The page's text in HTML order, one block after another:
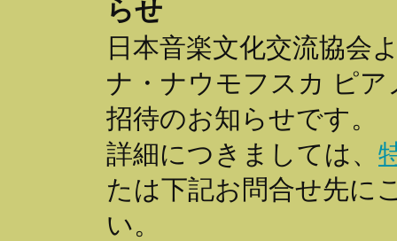
らせ
日本音楽文化交流協会
ナ・ナウモフスカ ピ
招待のお知らせです。
詳細につきましては、
たは下記お問合せ先に
い。